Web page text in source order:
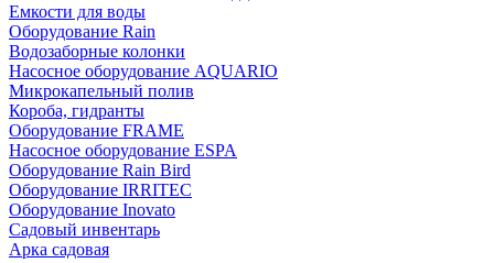
Емкости для воды
Оборудование Rain
Водозаборные колонки
Насосное оборудование AQUARIO
Микрокапельный полив
Короба, гидранты
Оборудование FRAME
Насосное оборудование ESPA
Оборудование Rain Bird
Оборудование IRRITEC
Оборудование Inovato
Садовый инвентарь
Арка садовая